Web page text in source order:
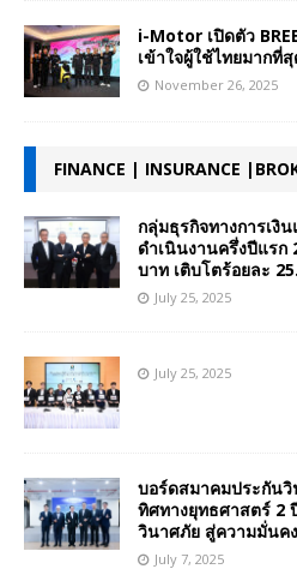
i-Motor เปิดตัว
เข้าใจผู้ใช้ไทยมากที่
November 26, 2025
FINANCE | INSURANCE
กลุ่มธุรกิจทางการเงิ
ดำเนินงานครึ่งปีแรก
บาท เติบโตร้อยละ
July 25, 2025
July 25, 2025
บอร์ดสมาคมประกัน
ทิศทางยุทธศาสตร์ 2
วินาศภัย สู่ความมั่นค
July 7, 2025